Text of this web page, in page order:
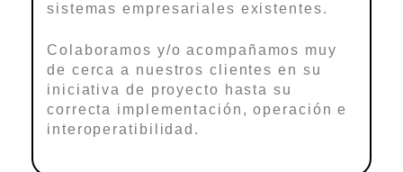
sistemas empresariales existentes.
Colaboramos y/o acompañamos muy
de cerca a nuestros clientes en su
iniciativa de proyecto hasta su
correcta implementación, operación e
interoperatibilidad.